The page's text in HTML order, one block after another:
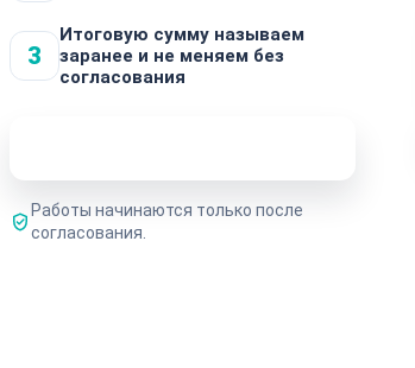
3
Итоговую сумму называем
заранее и не меняем без
согласования
Работы начинаются только после
согласования.